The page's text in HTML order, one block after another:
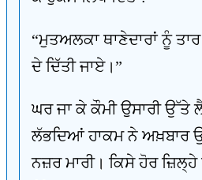
“ਮੁਤਅਲਕਾ ਥਾਣੇਦਾਰਾਂ ਨੂੰ
ਦੇ ਦਿੱਤੀ ਜਾਏ।”
ਘਰ ਜਾ ਕੇ ਕੌਮੀ ਉਸਾਰੀ
ਲੱਭਦਿਆਂ ਹਾਕਮ ਨੇ ਅਖ਼ਬਾਰ
ਨਜ਼ਰ ਮਾਰੀ। ਕਿਸੇ ਹੋਰ ਜ਼ਿਲ੍ਹੇ